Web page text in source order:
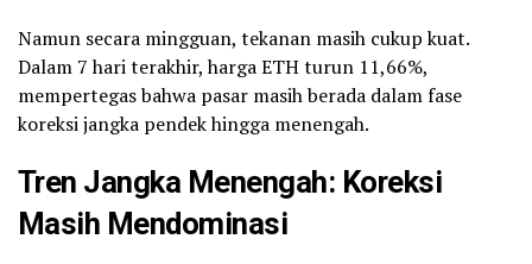
Namun secara mingguan, tekanan masih cukup kuat.
Dalam 7 hari terakhir, harga ETH turun 11,66%,
mempertegas bahwa pasar masih berada dalam fase
koreksi jangka pendek hingga menengah.
Tren Jangka Menengah: Koreksi
Masih Mendominasi